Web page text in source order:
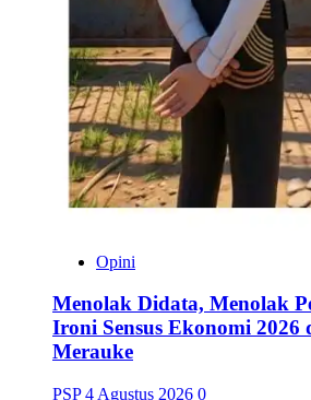
Opini
Menolak Didata, Menolak
Ironi Sensus Ekonomi 2026
Merauke
PSP4 Agustus 2026 0